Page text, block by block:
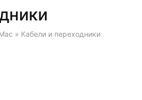
» Кабели и переходники